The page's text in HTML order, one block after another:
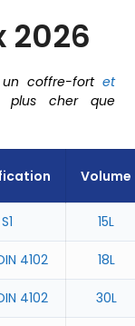
2026
coffre-fortet
plus cher que
Volume
S1 15L
4102 18L
4102 30L